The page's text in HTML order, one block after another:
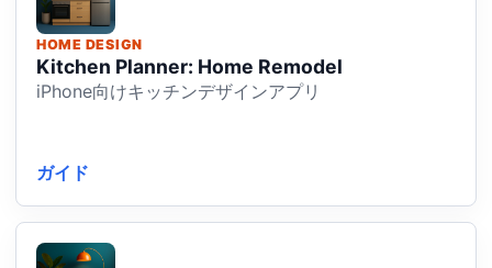
HOME DESIGN
Kitchen Planner: Home Remodel
iPhone向けキッチンデザインアプリ
ガイド